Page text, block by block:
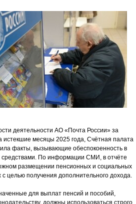
деятельности АО «Почта России» за
истекшие месяцы 2025 года, Счётная палата
факты, вызывающие обеспокоенность в
средствами. По информации СМИ, в отчёте
размещении пенсионных и социальных
с целью получения дополнительного дохода.
для выплат пенсий и пособий,
должны использоваться строго